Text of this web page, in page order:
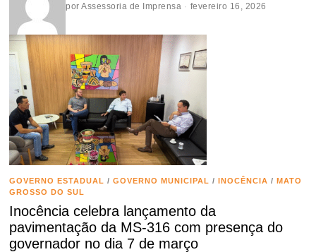
porAssessoria de Imprensa fevereiro 16, 2026
GOVERNO ESTADUAL / GOVERNO MUNICIPAL / INOCÊNCIA / MATO
GROSSO DO SUL
Inocência celebra lançamento da
pavimentação da MS-316 com presença do
governador no dia 7 de março